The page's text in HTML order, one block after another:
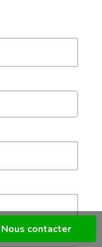
Nous contacter